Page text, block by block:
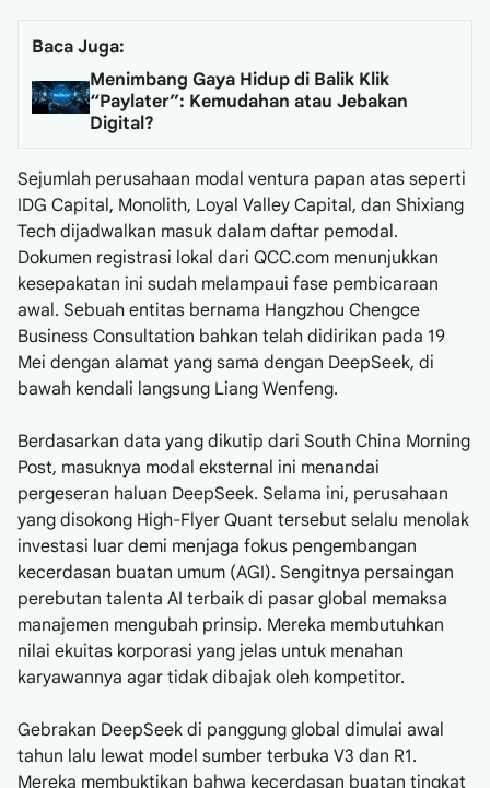
Baca Juga:
Menimbang Gaya Hidup di Balik Klik
“Paylater”: Kemudahan atau Jebakan
Digital?
Sejumlah perusahaan modal ventura papan atas seperti
IDG Capital, Monolith, Loyal Valley Capital, dan Shixiang
Tech dijadwalkan masuk dalam daftar pemodal.
Dokumen registrasi lokal dari QCC.com menunjukkan
kesepakatan ini sudah melampaui fase pembicaraan
awal. Sebuah entitas bernama Hangzhou Chengce
Business Consultation bahkan telah didirikan pada 19
Mei dengan alamat yang sama dengan DeepSeek, di
bawah kendali langsung Liang Wenfeng.
Berdasarkan data yang dikutip dari South China Morning
Post, masuknya modal eksternal ini menandai
pergeseran haluan DeepSeek. Selama ini, perusahaan
yang disokong High-Flyer Quant tersebut selalu menolak
investasi luar demi menjaga fokus pengembangan
kecerdasan buatan umum (AGI). Sengitnya persaingan
perebutan talenta AI terbaik di pasar global memaksa
manajemen mengubah prinsip. Mereka membutuhkan
nilai ekuitas korporasi yang jelas untuk menahan
karyawannya agar tidak dibajak oleh kompetitor.
Gebrakan DeepSeek di panggung global dimulai awal
tahun lalu lewat model sumber terbuka V3 dan R1.
Mereka membuktikan bahwa kecerdasan buatan tingkat